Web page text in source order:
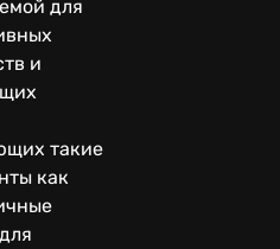
для
и
такие
как